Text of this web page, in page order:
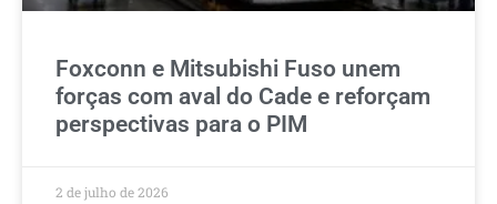
Foxconn e Mitsubishi Fuso unem
forças com aval do Cade e reforçam
perspectivas para o PIM
2 de julho de 2026